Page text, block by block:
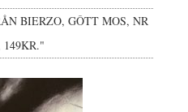
BIERZO, GÔTT MOS, NR
149KR."